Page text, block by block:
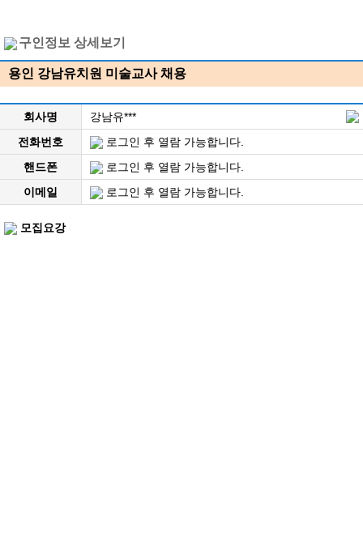
구인정보 상세보기
용인 강남유치원 미술교사 채용
회사명
강남유***
전화번호
로그인 후 열람 가능합니다.
핸드폰
로그인 후 열람 가능합니다.
이메일
로그인 후 열람 가능합니다.
모집요강